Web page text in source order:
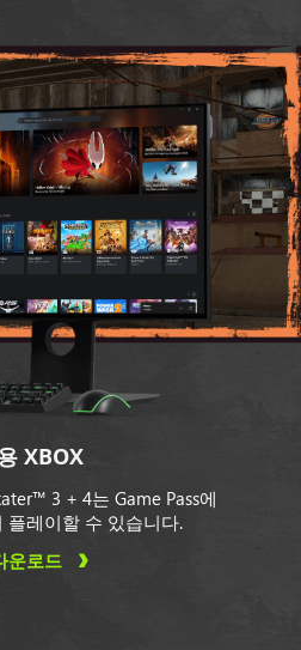
XBOX
3 + 4는 Game Pass에
플레이할 수 있습니다.
운로드